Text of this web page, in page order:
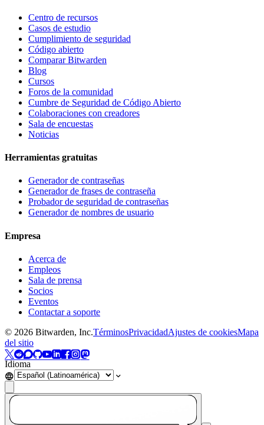
Centro de recursos
Casos de estudio
Cumplimiento de seguridad
Código abierto
Comparar Bitwarden
Blog
Cursos
Foros de la comunidad
Cumbre de Seguridad de Código Abierto
Colaboraciones con creadores
Sala de encuestas
Noticias
Herramientas gratuitas
Generador de contraseñas
Generador de frases de contraseña
Probador de seguridad de contraseñas
Generador de nombres de usuario
Empresa
Acerca de
Empleos
Sala de prensa
Socios
Eventos
Contactar a soporte
© 2026 Bitwarden, Inc.TérminosPrivacidadAjustes de cookiesMapa
del sitio
Idioma